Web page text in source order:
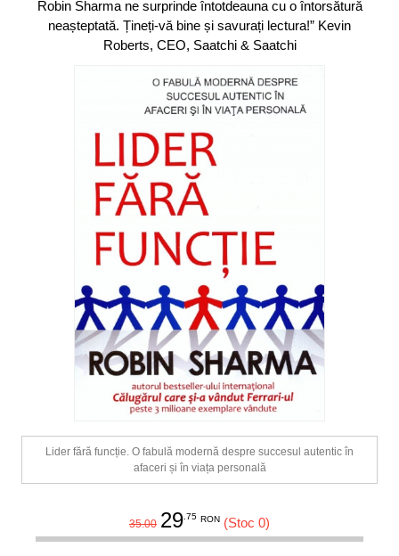
Robin Sharma ne surprinde întotdeauna cu o întorsătură
neașteptată. Țineți-vă bine și savurați lectura!” Kevin
Roberts, CEO, Saatchi & Saatchi
Lider fără funcție. O fabulă modernă despre succesul autentic în
afaceri și în viața personală
35.00 29.75 RON (Stoc 0)